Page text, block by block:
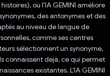
où l'IA GEMINI améliore
des antonymes et des
au niveau de langue de
comme ses centres
sélectionnent un synonyme,
connaissent déjà, ce qui permet
existantes. L'IA GEMINI